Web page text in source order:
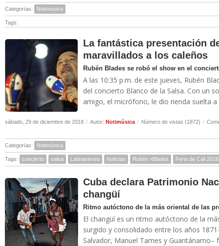
Categorías: Notimúsica
Tags:
La fantástica presentación
maravillados a los caleños
Rubén Blades se robó el show en el
A las 10:35 p.m. de este jueves, Rubén
del concierto Blanco de la Salsa. Con un
amigo, el micrófono, le dio rienda suelta
sábado, 29 de diciembre de 2018 / Autor: Notimúsica / Número de vistas (1872) /
Categorías: Notimúsica
Tags: concierto salsa Latinastereo Noticias Rubén >Blades Feria de Cali 2018
Cuba declara Patrimonio
changüí
Ritmo autóctono de la más oriental de las
El changüí es un ritmo autóctono de la
surgido y consolidado entre los años
Salvador, Manuel Tames y